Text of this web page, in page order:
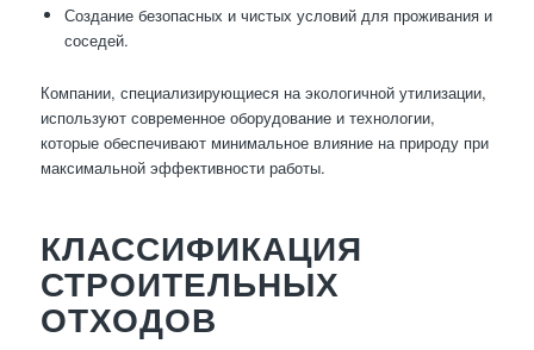
Создание безопасных и чистых условий для проживания и
соседей.
Компании, специализирующиеся на экологичной утилизации,
используют современное оборудование и технологии,
которые обеспечивают минимальное влияние на природу при
максимальной эффективности работы.
КЛАССИФИКАЦИЯ
СТРОИТЕЛЬНЫХ
ОТХОДОВ